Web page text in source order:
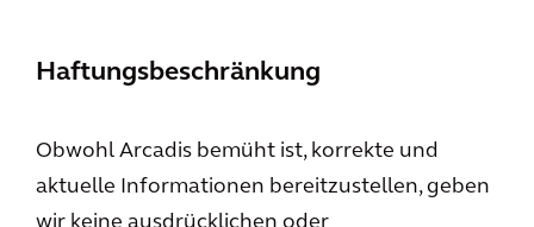
Haftungsbeschränkung
Obwohl Arcadis bemüht ist, korrekte und
aktuelle Informationen bereitzustellen, geben